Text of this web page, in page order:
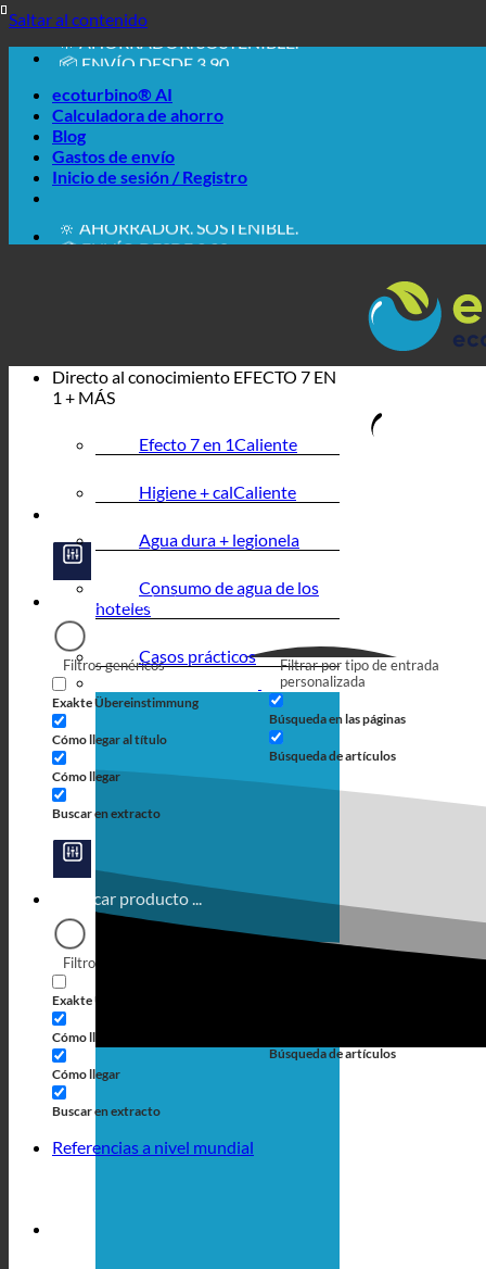
Saltar al contenido
🔆 AHORRADOR. SOSTENIBLE.
📦 ENVÍO DESDE 3,90
🔖 COMPRA A CUENTA
ecoturbino® AI
Calculadora de ahorro
Blog
Gastos de envío
Inicio de sesión / Registro
🔆 FÁCIL. SIMPLEMENTE FUNCIONA.
📦 ENVÍO DESDE 3,90
Filtros genéricos
Exakte Übereinstimmung
Cómo llegar al título
Cómo llegar
Buscar en extracto
Filtrar por tipo de entrada
personalizada
Búsqueda en las páginas
Búsqueda de artículos
Filtros genéricos
Exakte Übereinstimmung
Cómo llegar al título
Cómo llegar
Buscar en extracto
Búsqueda de artículos
Referencias a nivel mundial
Directo al conocimiento EFECTO 7 EN
1 + MÁS
Efecto 7 en 1
Higiene + cal
Agua dura + legionela
Consumo de agua de los
hoteles
Casos prácticos